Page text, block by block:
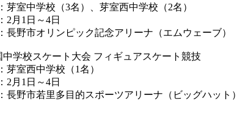
芽室中学校（3名）、芽室西中学校（2名）
1日～4日
市オリンピック記念アリーナ（エムウェーブ）
中学校スケート大会 フィギュアスケート競技
芽室西中学校（1名）
1日～4日
市若里多目的スポーツアリーナ（ビッグハット）